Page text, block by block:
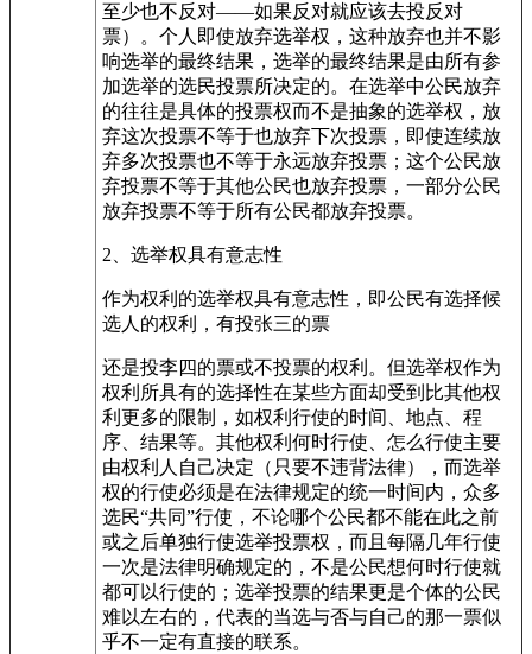
至少也不反对——如果反对就应该去投反对
票）。个人即使放弃选举权，这种放弃也并不影
响选举的最终结果，选举的最终结果是由所有参
加选举的选民投票所决定的。在选举中公民放弃
的往往是具体的投票权而不是抽象的选举权，放
弃这次投票不等于也放弃下次投票，即使连续放
弃多次投票也不等于永远放弃投票；这个公民放
弃投票不等于其他公民也放弃投票，一部分公民
放弃投票不等于所有公民都放弃投票。
2、选举权具有意志性
作为权利的选举权具有意志性，即公民有选择候
选人的权利，有投张三的票
还是投李四的票或不投票的权利。但选举权作为
权利所具有的选择性在某些方面却受到比其他权
利更多的限制，如权利行使的时间、地点、程
序、结果等。其他权利何时行使、怎么行使主要
由权利人自己决定（只要不违背法律），而选举
权的行使必须是在法律规定的统一时间内，众多
选民“共同”行使，不论哪个公民都不能在此之前
或之后单独行使选举投票权，而且每隔几年行使
一次是法律明确规定的，不是公民想何时行使就
都可以行使的；选举投票的结果更是个体的公民
难以左右的，代表的当选与否与自己的那一票似
乎不一定有直接的联系。